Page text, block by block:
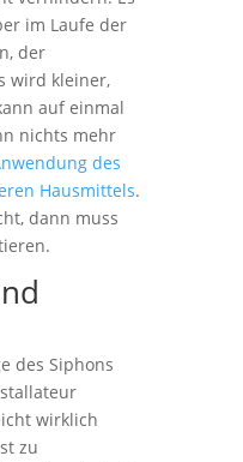
im Laufe der
der
wird kleiner,
auf einmal
nichts mehr
des
Hausmittels.
dann muss
des Siphons
wirklich
zu